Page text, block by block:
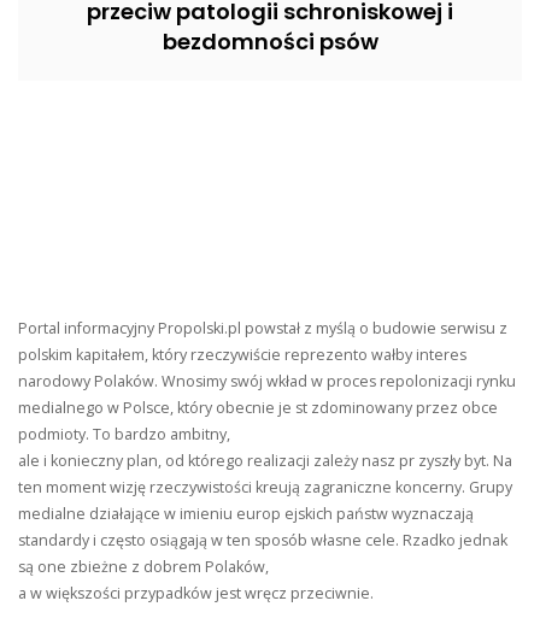
przeciw patologii schroniskowej i
bezdomności psów
Portal informacyjny Propolski.pl powstał z myślą o budowie serwisu z
polskim kapitałem, który rzeczywiście reprezento wałby interes
narodowy Polaków. Wnosimy swój wkład w proces repolonizacji rynku
medialnego w Polsce, który obecnie je st zdominowany przez obce
podmioty. To bardzo ambitny,
ale i konieczny plan, od którego realizacji zależy nasz pr zyszły byt. Na
ten moment wizję rzeczywistości kreują zagraniczne koncerny. Grupy
medialne działające w imieniu europ ejskich państw wyznaczają
standardy i często osiągają w ten sposób własne cele. Rzadko jednak
są one zbieżne z dobrem Polaków,
a w większości przypadków jest wręcz przeciwnie.